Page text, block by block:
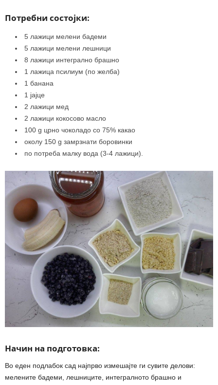
Потребни состојки:
5 лажици мелени бадеми
5 лажици мелени лешници
8 лажици интегрално брашно
1 лажица псилиум (по желба)
1 банана
1 јајце
2 лажици мед
2 лажици кокосово масло
100 g црно чоколадо со 75% какао
околу 150 g замрзнати боровинки
по потреба малку вода (3-4 лажици).
Начин на подготовка:
Во еден подлабок сад најпрво измешајте ги сувите делови:
мелените бадеми, лешниците, интегралното брашно и